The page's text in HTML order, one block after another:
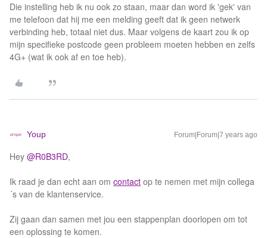
Die instelling heb ik nu ook zo staan, maar dan word ik 'gek' van
me telefoon dat hij me een melding geeft dat ik geen netwerk
verbinding heb, totaal niet dus. Maar volgens de kaart zou ik op
mijn specifieke postcode geen probleem moeten hebben en zelfs
4G+ (wat ik ook af en toe heb).
Youp Forum|Forum|7 years ago
Hey @R0B3RD,
Ik raad je dan echt aan om contact op te nemen met mijn collega
´s van de klantenservice.
Zij gaan dan samen met jou een stappenplan doorlopen om tot
een oplossing te komen.